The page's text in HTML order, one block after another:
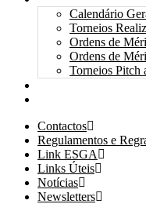
Calendário
Torneios
Ordens de
Ordens de
Torneios Pitch
Contactos
Regulamentos e
Link ESGA
Links Úteis
Notícias
Newsletters